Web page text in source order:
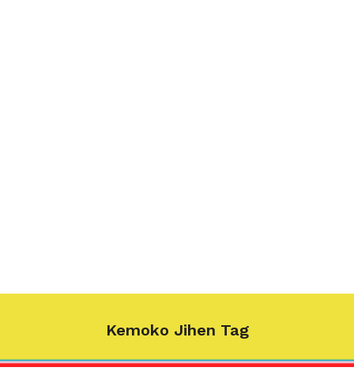
Kemoko Jihen Tag